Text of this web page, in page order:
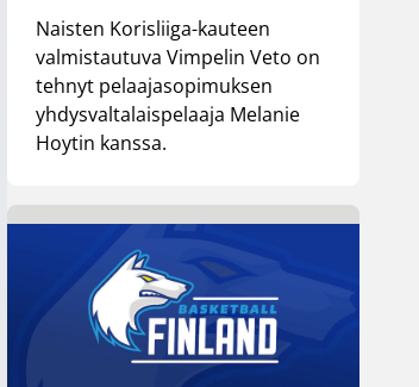
Naisten Korisliiga-kauteen
valmistautuva Vimpelin Veto on
tehnyt pelaajasopimuksen
yhdysvaltalaispelaaja Melanie
Hoytin kanssa.